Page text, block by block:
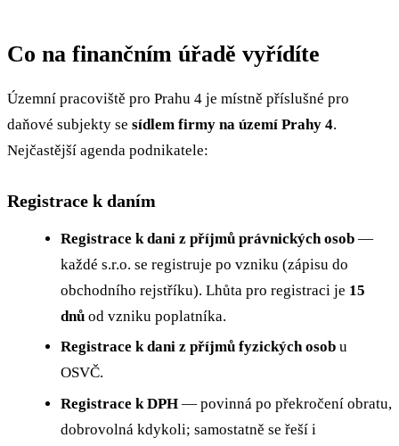
Co na finančním úřadě vyřídíte
Územní pracoviště pro Prahu 4 je místně příslušné pro
daňové subjekty se sídlem firmy na území Prahy 4.
Nejčastější agenda podnikatele:
Registrace k daním
Registrace k dani z příjmů právnických osob —
každé s.r.o. se registruje po vzniku (zápisu do
obchodního rejstříku). Lhůta pro registraci je 15
dnů od vzniku poplatníka.
Registrace k dani z příjmů fyzických osob u
OSVČ.
Registrace k DPH — povinná po překročení obratu,
dobrovolná kdykoli; samostatně se řeší i